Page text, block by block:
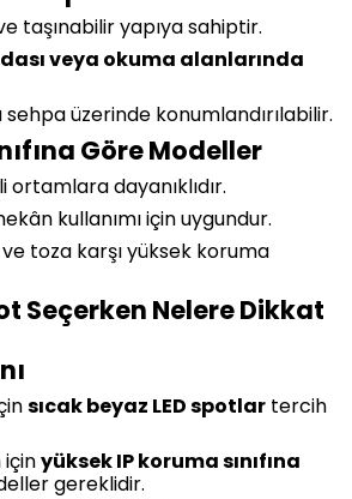
taşınabilir yapıya sahiptir.
veya okuma alanlarında
üzerinde konumlandırılabilir.
Göre Modeller
ortamlara dayanıklıdır.
kullanımı için uygundur.
ve toza karşı yüksek koruma
Seçerken Nelere Dikkat
sıcak beyaz LED spotlar tercih
içinyüksek IP koruma sınıfına
gereklidir.